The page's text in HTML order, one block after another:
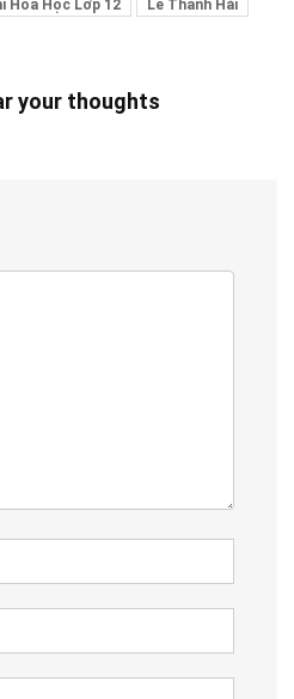
Hóa Học Lớp 12
Lê Thanh Hải
your thoughts